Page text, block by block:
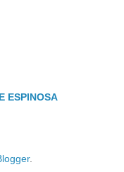
ESPINOSA
.